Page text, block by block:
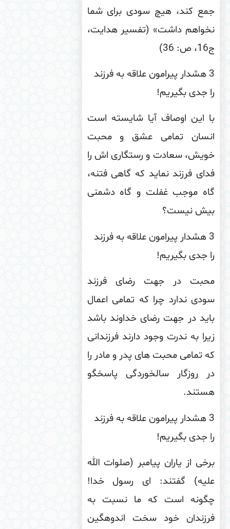
كند، هیچ سودى براى شما
داشت» (تفسیر هدایت،
3 هشدار پیرامون علاقه به فرزند
جدی بگیریم!
این اوصاف آیا شایسته است
تمامی عشق و محبت
سعادت و رستگاری اش را
فرزند نماید که گاهی فتنه،
موجب غفلت و گاه دشمنی
نیست؟
3 هشدار پیرامون علاقه به فرزند
جدی بگیریم!
در جهت رضای فرزند
ندارد چرا که تمامی اعمال
در جهت رضای خداوند باشد
به ندرت وجود دارند فرزندانی
تمامی محبت های پدر و مادر را
روزگار سالخوردگی پاسخگو
.
3 هشدار پیرامون علاقه به فرزند
جدی بگیریم!
از یاران پیامبر (صلوات الله
گفتند: اى رسول خدا!
است كه ما نسبت به
خود سخت اندوهگین